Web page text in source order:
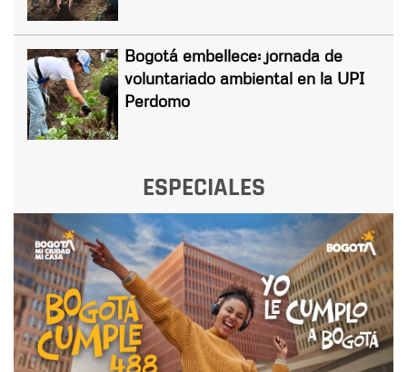
Bogotá embellece: jornada de
voluntariado ambiental en la UPI
Perdomo
ESPECIALES